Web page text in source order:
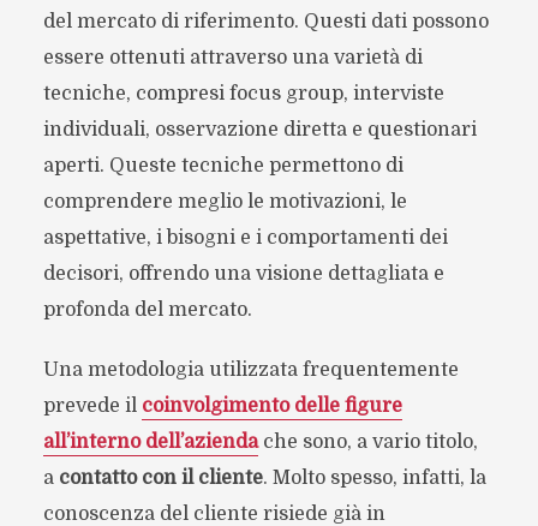
del mercato di riferimento. Questi dati possono
essere ottenuti attraverso una varietà di
tecniche, compresi focus group, interviste
individuali, osservazione diretta e questionari
aperti. Queste tecniche permettono di
comprendere meglio le motivazioni, le
aspettative, i bisogni e i comportamenti dei
decisori, offrendo una visione dettagliata e
profonda del mercato.
Una metodologia utilizzata frequentemente
prevede il coinvolgimento delle figure
all’interno dell’aziendache sono, a vario titolo,
a contatto con il cliente. Molto spesso, infatti, la
conoscenza del cliente risiede già in